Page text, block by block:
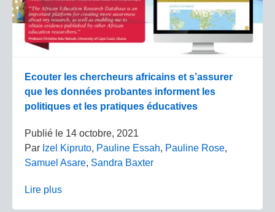
Ecouter les chercheurs africains et s’assurer
que les données probantes informent les
politiques et les pratiques éducatives
Publié le 14 octobre, 2021
Par Izel Kipruto, Pauline Essah, Pauline Rose,
Samuel Asare, Sandra Baxter
Lire plus